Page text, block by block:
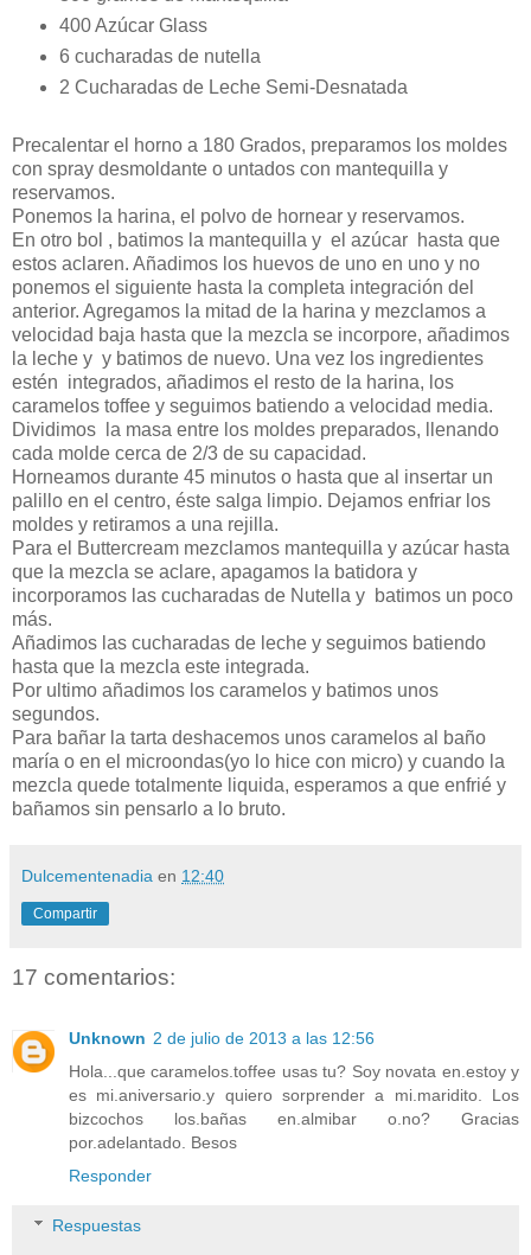
400 Azúcar Glass
6 cucharadas de nutella
2 Cucharadas de Leche Semi-Desnatada
Precalentar el horno a 180 Grados, preparamos los moldes
con spray desmoldante o untados con mantequilla y
reservamos.
Ponemos la harina, el polvo de hornear y reservamos.
En otro bol , batimos la mantequilla y el azúcar hasta que
estos aclaren. Añadimos los huevos de uno en uno y no
ponemos el siguiente hasta la completa integración del
anterior. Agregamos la mitad de la harina y mezclamos a
velocidad baja hasta que la mezcla se incorpore, añadimos
la leche y y batimos de nuevo. Una vez los ingredientes
estén integrados, añadimos el resto de la harina, los
caramelos toffee y seguimos batiendo a velocidad media.
Dividimos la masa entre los moldes preparados, llenando
cada molde cerca de 2/3 de su capacidad.
Horneamos durante 45 minutos o hasta que al insertar un
palillo en el centro, éste salga limpio. Dejamos enfriar los
moldes y retiramos a una rejilla.
Para el Buttercream mezclamos mantequilla y azúcar hasta
que la mezcla se aclare, apagamos la batidora y
incorporamos las cucharadas de Nutella y batimos un poco
más.
Añadimos las cucharadas de leche y seguimos batiendo
hasta que la mezcla este integrada.
Por ultimo añadimos los caramelos y batimos unos
segundos.
Para bañar la tarta deshacemos unos caramelos al baño
maría o en el microondas(yo lo hice con micro) y cuando la
mezcla quede totalmente liquida, esperamos a que enfrié y
bañamos sin pensarlo a lo bruto.
Dulcementenadia en 12:40
Compartir
17 comentarios:
Unknown 2 de julio de 2013 a las 12:56
Hola...que caramelos.toffee usas tu? Soy novata en.estoy y
es mi.aniversario.y quiero sorprender a mi.maridito. Los
bizcochos los.bañas en.almibar o.no? Gracias
por.adelantado. Besos
Responder
Respuestas